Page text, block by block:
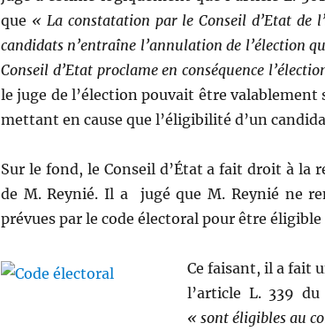
que « La constatation par le Conseil d’Etat de
candidats n’entraîne l’annulation de l’élection
Conseil d’Etat proclame en conséquence
le juge de l’élection pouvait être
mettant en cause que l’éligibilité d’un
Sur le fond, le Conseil d’État a fait droit à la
de M. Reynié. Il a jugé que M. Reynié ne
prévues par le code électoral pour être
Ce faisant, il a fait
l’article L. 339
« sont éligibles au